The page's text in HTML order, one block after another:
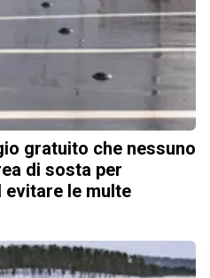
gratuito che nessuno
di sosta per
le multe